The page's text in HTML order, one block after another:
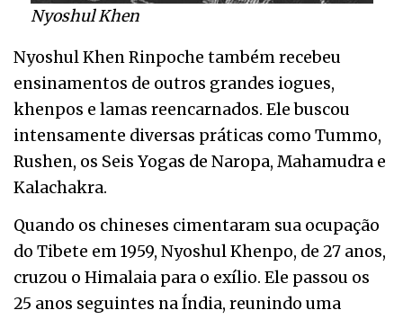
Nyoshul Khen
Nyoshul Khen Rinpoche também recebeu
ensinamentos de outros grandes iogues,
khenpos e lamas reencarnados. Ele buscou
intensamente diversas práticas como Tummo,
Rushen, os Seis Yogas de Naropa, Mahamudra e
Kalachakra.
Quando os chineses cimentaram sua ocupação
do Tibete em 1959, Nyoshul Khenpo, de 27 anos,
cruzou o Himalaia para o exílio. Ele passou os
25 anos seguintes na Índia, reunindo uma